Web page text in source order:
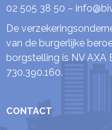
02 505 38 50 –
De
van de burgerlijke
borgstelling is NV AXA
730.390.160.
CONTACT